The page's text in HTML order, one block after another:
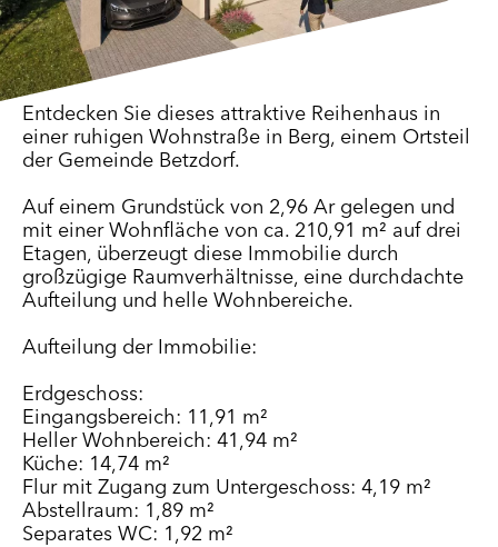
Entdecken Sie dieses attraktive Reihenhaus in
einer ruhigen Wohnstraße in Berg, einem Ortsteil
der Gemeinde Betzdorf.
Auf einem Grundstück von 2,96 Ar gelegen und
mit einer Wohnfläche von ca. 210,91 m² auf drei
Etagen, überzeugt diese Immobilie durch
großzügige Raumverhältnisse, eine durchdachte
Aufteilung und helle Wohnbereiche.
Aufteilung der Immobilie:
Erdgeschoss:
Eingangsbereich: 11,91 m²
Heller Wohnbereich: 41,94 m²
Küche: 14,74 m²
Flur mit Zugang zum Untergeschoss: 4,19 m²
Abstellraum: 1,89 m²
Separates WC: 1,92 m²